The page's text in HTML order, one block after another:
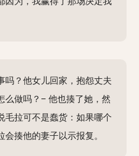
吗？他女儿回家，抱怨丈夫
么做吗？– 他也揍了她，然
毛拉可不是蠢货：如果哪个
揍他的妻子以示报复。